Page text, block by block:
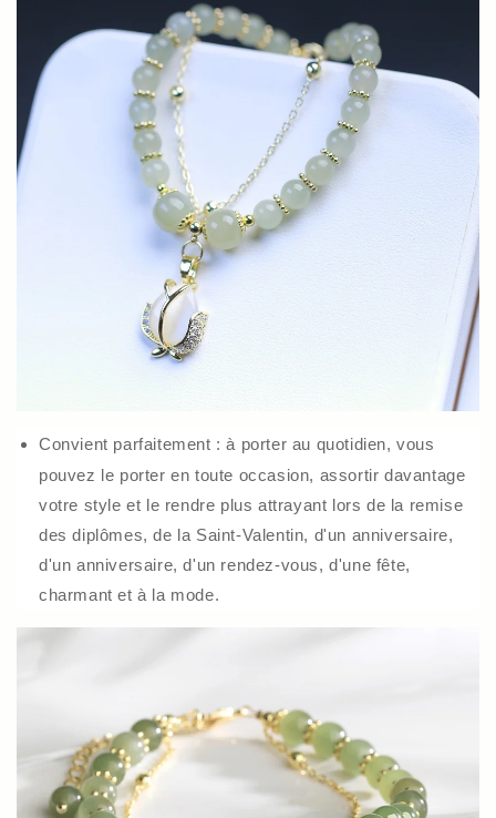
Convient parfaitement : à porter au quotidien, vous
pouvez le porter en toute occasion, assortir davantage
votre style et le rendre plus attrayant lors de la remise
des diplômes, de la Saint-Valentin, d'un anniversaire,
d'un anniversaire, d'un rendez-vous, d'une fête,
charmant et à la mode.